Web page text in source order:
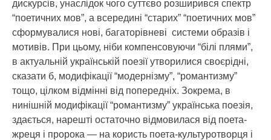
дискурсів, унаслідок чого суттєво розширився спектр
“поетичних мов”, а всередині “старих” “поетичних мов”
сформувалися нові, багаторівневі системи образів і
мотивів. При цьому, ніби компенсовуючи “білі плями”,
в актуальній українській поезії утворилися своєрідні,
сказати б, модифікації “модернізму”, “романтизму”
тощо, цілком відмінні від попередніх. Зокрема, в
нинішній модифікації “романтизму” українська поезія,
здається, нарешті остаточно відмовилася від поета-
жреця і пророка — на користь поета-культуротворця і